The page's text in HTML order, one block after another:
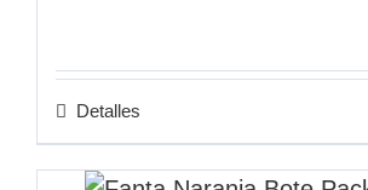
Detalles